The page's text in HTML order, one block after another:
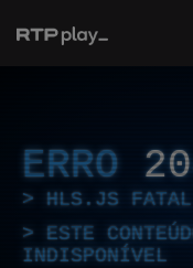
ERRO
HLS.JS FATAL
ESTE
INDISPONÍVEL